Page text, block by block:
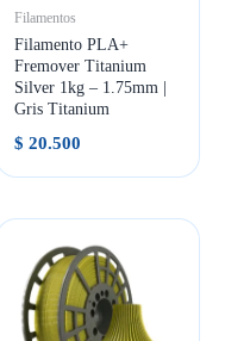
Filamentos
Filamento PLA+
Fremover Titanium
Silver 1kg – 1.75mm |
Gris Titanium
$ 20.500